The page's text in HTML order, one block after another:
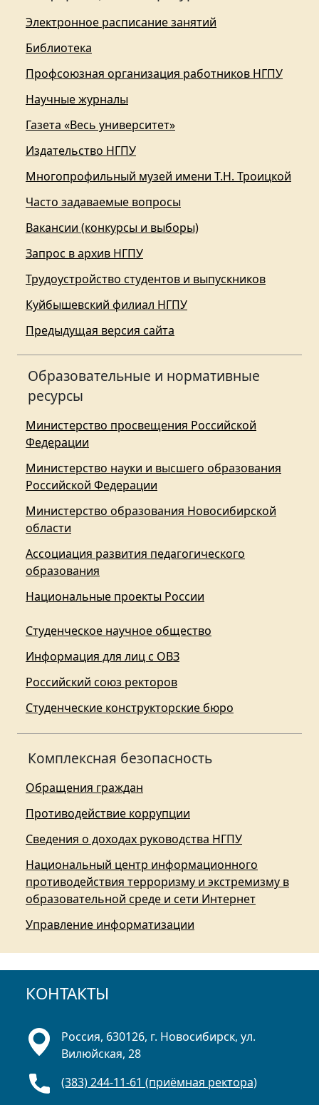
Электронное расписание занятий
Библиотека
Профсоюзная организация работников НГПУ
Научные журналы
Газета «Весь университет»
Издательство НГПУ
Многопрофильный музей имени Т.Н. Троицкой
Часто задаваемые вопросы
Вакансии (конкурсы и выборы)
Запрос в архив НГПУ
Трудоустройство студентов и выпускников
Куйбышевский филиал НГПУ
Предыдущая версия сайта
Образовательные и нормативные
ресурсы
Министерство просвещения Российской
Федерации
Министерство науки и высшего образования
Российской Федерации
Министерство образования Новосибирской
области
Ассоциация развития педагогического
образования
Национальные проекты России
Студенческое научное общество
Информация для лиц с ОВЗ
Российский союз ректоров
Студенческие конструкторские бюро
Комплексная безопасность
Обращения граждан
Противодействие коррупции
Сведения о доходах руководства НГПУ
Национальный центр информационного
противодействия терроризму и экстремизму в
образовательной среде и сети Интернет
Управление информатизации
КОНТАКТЫ
Россия, 630126, г. Новосибирск, ул.
Вилюйская, 28
(383) 244-11-61 (приёмная ректора)